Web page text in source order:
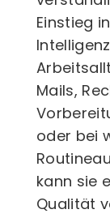
Einstieg
Mails,
oder bei
kann sie
Qualität